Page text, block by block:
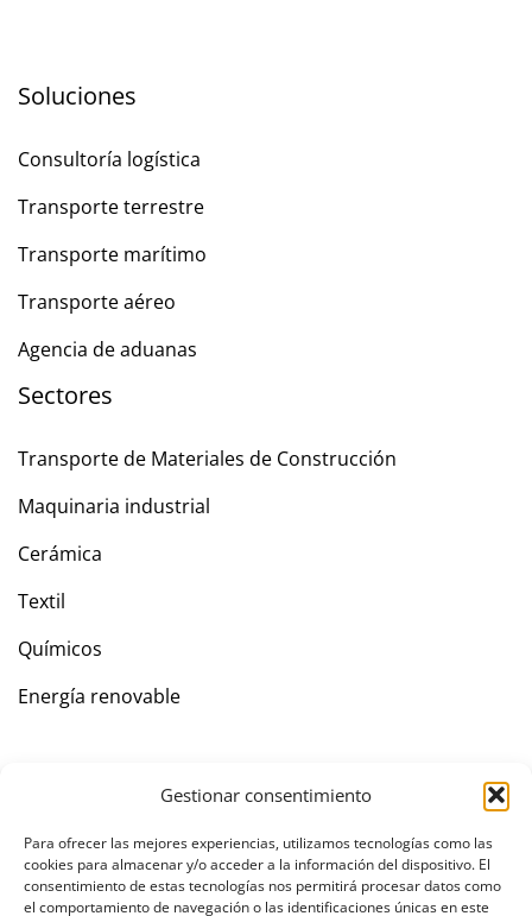
Gestionar consentimiento
Para ofrecer las mejores experiencias, utilizamos tecnologías como las
cookies para almacenar y/o acceder a la información del dispositivo. El
consentimiento de estas tecnologías nos permitirá procesar datos como
el comportamiento de navegación o las identificaciones únicas en este
Soluciones
Consultoría logística
Transporte terrestre
Transporte marítimo
Transporte aéreo
Agencia de aduanas
Sectores
Transporte de Materiales de Construcción
Maquinaria industrial
Cerámica
Textil
Químicos
Energía renovable
Contacto